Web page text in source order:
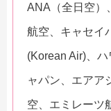
ANA（全日空）
航空、キャセイ
(Korean Air)、
ャパン、エアア
空、エミレーツ